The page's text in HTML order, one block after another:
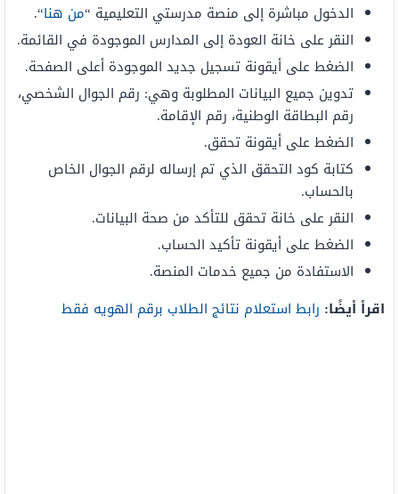
الدخول مباشرة إلى منصة مدرستي التعليمية “من هنا“.
النقر على خانة العودة إلى المدارس الموجودة في القائمة.
الضغط على أيقونة تسجيل جديد الموجودة أعلى الصفحة.
تدوين جميع البيانات المطلوبة وهي: رقم الجوال الشخصي،
رقم البطاقة الوطنية، رقم الإقامة.
الضغط على أيقونة تحقق.
كتابة كود التحقق الذي تم إرساله لرقم الجوال الخاص
بالحساب.
النقر على خانة تحقق للتأكد من صحة البيانات.
الضغط على أيقونة تأكيد الحساب.
الاستفادة من جميع خدمات المنصة.
اقرأ أيضًا: رابط استعلام نتائج الطلاب برقم الهويه فقط